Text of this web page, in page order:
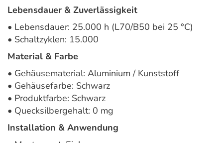
Lebensdauer & Zuverlässigkeit
• Lebensdauer: 25.000 h (L70/B50 bei 25 °C)
• Schaltzyklen: 15.000
Material & Farbe
• Gehäusematerial: Aluminium / Kunststoff
• Gehäusefarbe: Schwarz
• Produktfarbe: Schwarz
• Quecksilbergehalt: 0 mg
Installation & Anwendung